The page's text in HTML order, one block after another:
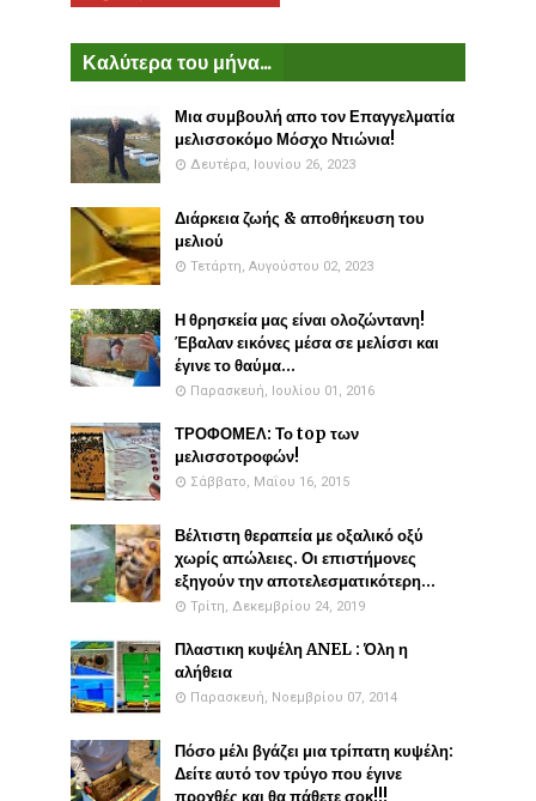
Καλύτερα του μήνα...
Μια συμβουλή απο τον Επαγγελματία
μελισσοκόμο Μόσχο Ντιώνια!
Δευτέρα, Ιουνίου 26, 2023
Διάρκεια ζωής & αποθήκευση του
μελιού
Τετάρτη, Αυγούστου 02, 2023
Η θρησκεία μας είναι ολοζώντανη!
Έβαλαν εικόνες μέσα σε μελίσσι και
έγινε το θαύμα...
Παρασκευή, Ιουλίου 01, 2016
ΤΡΟΦΟΜΕΛ: Το top των
μελισσοτροφών!
Σάββατο, Μαΐου 16, 2015
Βέλτιστη θεραπεία με οξαλικό οξύ
χωρίς απώλειες. Οι επιστήμονες
εξηγούν την αποτελεσματικότερη...
Τρίτη, Δεκεμβρίου 24, 2019
Πλαστικη κυψέλη ANEL : Όλη η
αλήθεια
Παρασκευή, Νοεμβρίου 07, 2014
Πόσο μέλι βγάζει μια τρίπατη κυψέλη:
Δείτε αυτό τον τρύγο που έγινε
προχθές και θα πάθετε σοκ!!!